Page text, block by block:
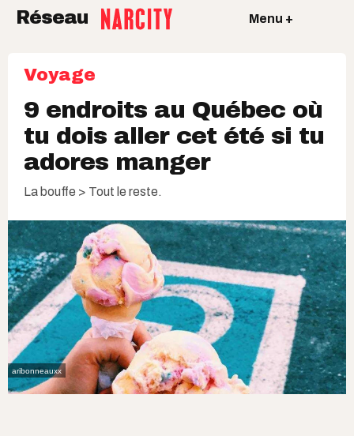
Réseau Menu +
Voyage
9 endroits au Québec où
tu dois aller cet été si tu
adores manger
La bouffe > Tout le reste.
aribonneauxx